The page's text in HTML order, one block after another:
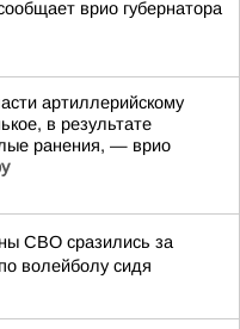
врио губернатора
артиллерийскому
в результате
ранения, — врио
СВО сразились за
волейболу сидя